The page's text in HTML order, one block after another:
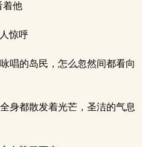
着他
惊呼
唱的岛民，怎么忽然间都看向
身都散发着光芒，圣洁的气息